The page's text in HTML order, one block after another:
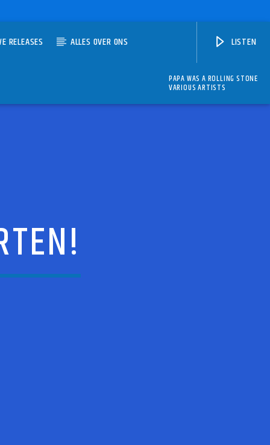
RELEASES ALLES OVER ONS LISTEN
PAPA WAS A ROLLING STONE
VARIOUS ARTISTS